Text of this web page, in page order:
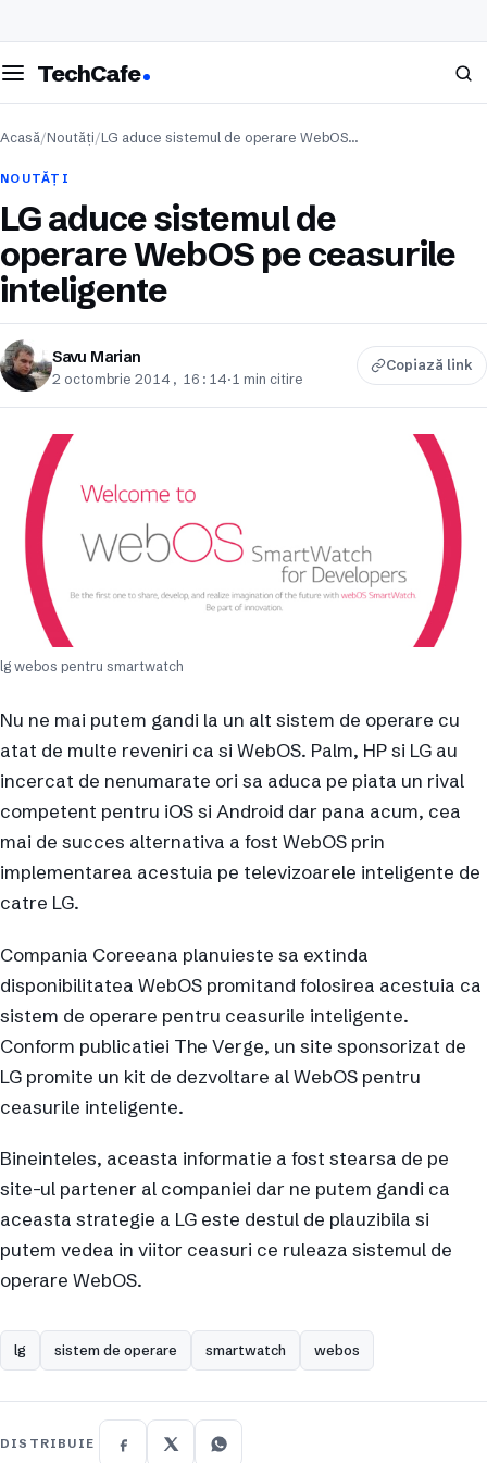
meniul
TechCafe Caută
Acasă/Noutăți/LG aduce sistemul de operare WebOS…
NOUTĂȚI
LG aduce sistemul de
operare WebOS pe ceasurile
inteligente
Savu Marian
2 octombrie 2014, 16:14·1 min citire
Copiază link
lg webos pentru smartwatch
Nu ne mai putem gandi la un alt sistem de operare cu
atat de multe reveniri ca si WebOS. Palm, HP si LG au
incercat de nenumarate ori sa aduca pe piata un rival
competent pentru iOS si Android dar pana acum, cea
mai de succes alternativa a fost WebOS prin
implementarea acestuia pe televizoarele inteligente de
catre LG.
Compania Coreeana planuieste sa extinda
disponibilitatea WebOS promitand folosirea acestuia ca
sistem de operare pentru ceasurile inteligente.
Conform publicatiei The Verge, un site sponsorizat de
LG promite un kit de dezvoltare al WebOS pentru
ceasurile inteligente.
Bineinteles, aceasta informatie a fost stearsa de pe
site-ul partener al companiei dar ne putem gandi ca
aceasta strategie a LG este destul de plauzibila si
putem vedea in viitor ceasuri ce ruleaza sistemul de
operare WebOS.
lg sistem de operare smartwatch webos
DISTRIBUIE